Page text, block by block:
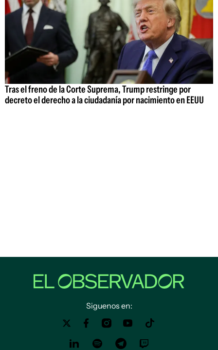
Tras el freno de la Corte Suprema, Trump restringe por
decreto el derecho a la ciudadanía por nacimiento en EEUU
Siguenos en: